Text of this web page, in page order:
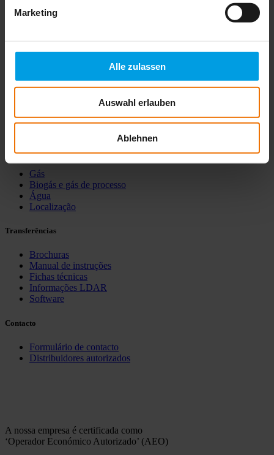
Marketing
Alle zulassen
Auswahl erlauben
Ablehnen
Máxima segurança na localização de objectos ferromagnéticos
Produtos
Gás
Biogás e gás de processo
Água
Localização
Transferências
Brochuras
Manual de instruções
Fichas técnicas
Informações LDAR
Software
Contacto
Formulário de contacto
Distribuidores autorizados
A nossa empresa é certificada como
‘Operador Económico Autorizado’ (AEO)